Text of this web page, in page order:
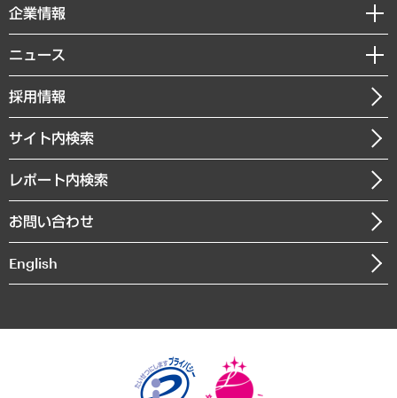
共生・ダイバーシティ
GRC（ガバナンス・リスク・コンプライアンス）・防災（政策）
経済・産業・雇用・労働
まちづくり・観光・交通・スポーツ・スマートシティ
自然資源・農林水産業・食料システム
コラム
経営用語集
受託・受注実績（官公庁関連）
メディア掲載・出演
セミナー・イベント情報
MUFGビジネスセミナー
受託案件情報
企業情報
私たちの想い
社長メッセージ
会社概要
沿革
組織図・本部部室紹介
インドネシア現地法人
個人情報保護方針
ニュース
ニュースリリース
お知らせ
採用情報
サイト内検索
レポート内検索
お問い合わせ
English